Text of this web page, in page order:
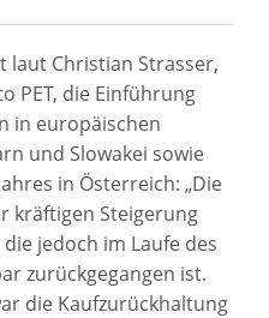
laut Christian Strasser,
PET, die Einführung
in europäischen
und Slowakei sowie
in Österreich: „Die
kräftigen Steigerung
jedoch im Laufe des
zurückgegangen ist.
die Kaufzurückhaltung